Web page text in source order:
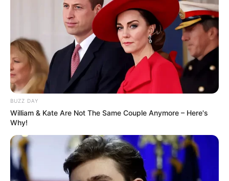
અમારી યુટ્યુબ ચેનલ ને Subscribe કરો
Latest News
અમદાવાદમાં મેયરને જોતા જ 3 દિવસથી પાણીમાં
રહેલા લોકોનો બાટલો ફાટ્યો
‘વિદ્યાર્થીઓને મારવાનો આદેશ કોણે આપ્યો, પેલેટ
ગનનો ઉપયોગ કરવાની મંજુરી કોણે આપી? રાહુલ
ગાંધીએ અમિત શાહને પત્ર લખ્યો
BUZZ DAY
William & Kate Are Not The Same Couple Anymore – Here's
Why!